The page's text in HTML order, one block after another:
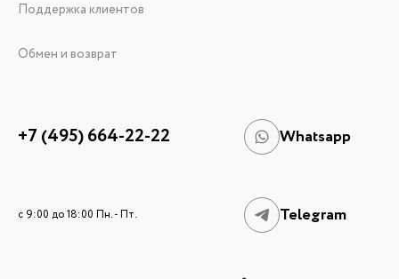
Поддержка клиентов
Обмен и возврат
+7 (495) 664-22-22 Whatsapp
c 9:00 до 18:00 Пн. - Пт. Telegram